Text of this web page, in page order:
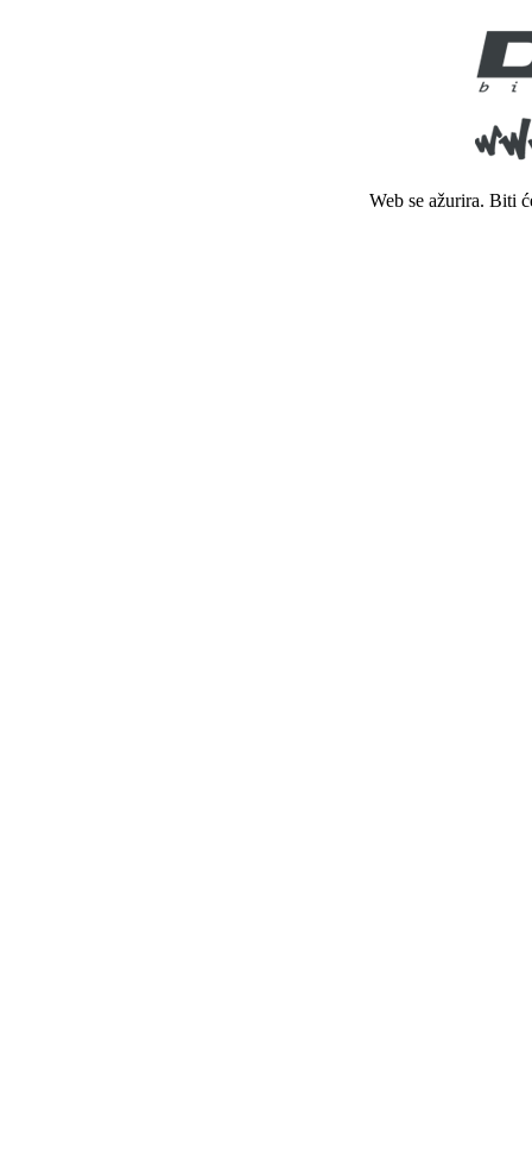
Web se ažurira. Biti